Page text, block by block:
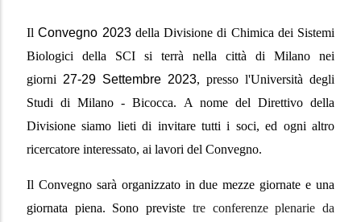
IlConvegno 2023della Divisione di Chimica dei Sistemi
Biologici della SCI si terrà nella città di Milano nei
giorni 27-29 Settembre 2023, presso l'Università degli
Studi di Milano - Bicocca. A nome del Direttivo della
Divisione siamo lieti di invitare tutti i soci, ed ogni altro
ricercatore interessato, ai lavori del Convegno.
Il Convegno sarà organizzato in due mezze giornate e una
giornata piena. Sono previste treconferenze plenarie da